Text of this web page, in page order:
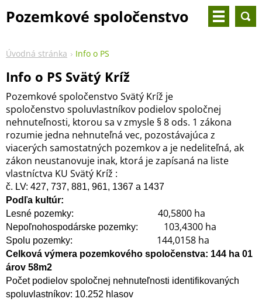
Pozemkové spoločenstvo
Úvodná stránka Info o PS
Info o PS Svätý Kríž
Pozemkové spoločenstvo Svätý Kríž je
spoločenstvo spoluvlastníkov podielov spoločnej
nehnuteľnosti, ktorou sa v zmysle § 8 ods. 1 zákona
rozumie jedna nehnuteľná vec, pozostávajúca z
viacerých samostatných pozemkov a je nedeliteľná, ak
zákon neustanovuje inak, ktorá je zapísaná na liste
vlastníctva KU Svätý Kríž :
č. LV: 427, 737, 881, 961, 1367 a 1437
Podľa kultúr:
Lesné pozemky:
40,5800 ha
Nepoľnohospodárske pozemky: 103,4300 ha
Spolu pozemky: 144,0158 ha
Celková výmera pozemkového spoločenstva: 144 ha 01
árov 58m2
Počet podielov spoločnej nehnuteľnosti identifikovaných
spoluvlastníkov: 10.252 hlasov